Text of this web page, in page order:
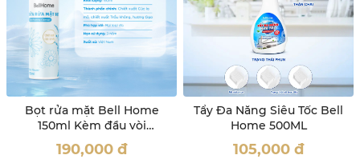
Bọt rửa mặt Bell Home
150ml Kèm đầu vòi
Massage
190,000 đ
Tẩy Đa Năng Siêu Tốc Bell
Home 500ML
105,000 đ